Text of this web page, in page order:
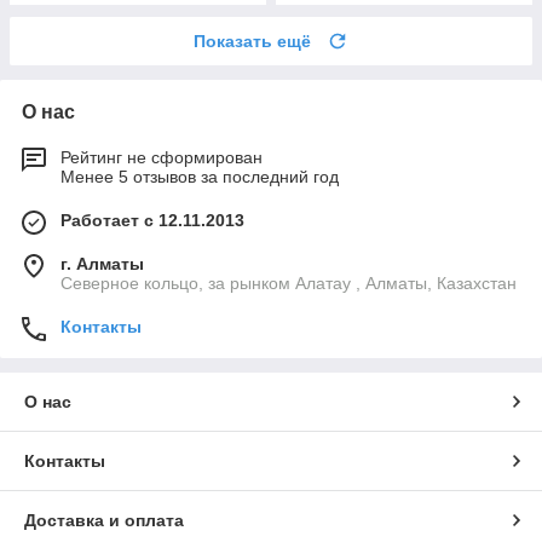
Показать ещё
О нас
Рейтинг не сформирован
Менее 5 отзывов за последний год
Работает с 12.11.2013
г. Алматы
Северное кольцо, за рынком Алатау , Алматы, Казахстан
Контакты
О нас
Контакты
Доставка и оплата